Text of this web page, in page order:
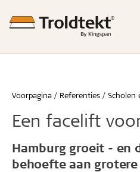
Voorpagina Referenties Scholen
Een facelift
Hamburg groeit - en
behoefte aan